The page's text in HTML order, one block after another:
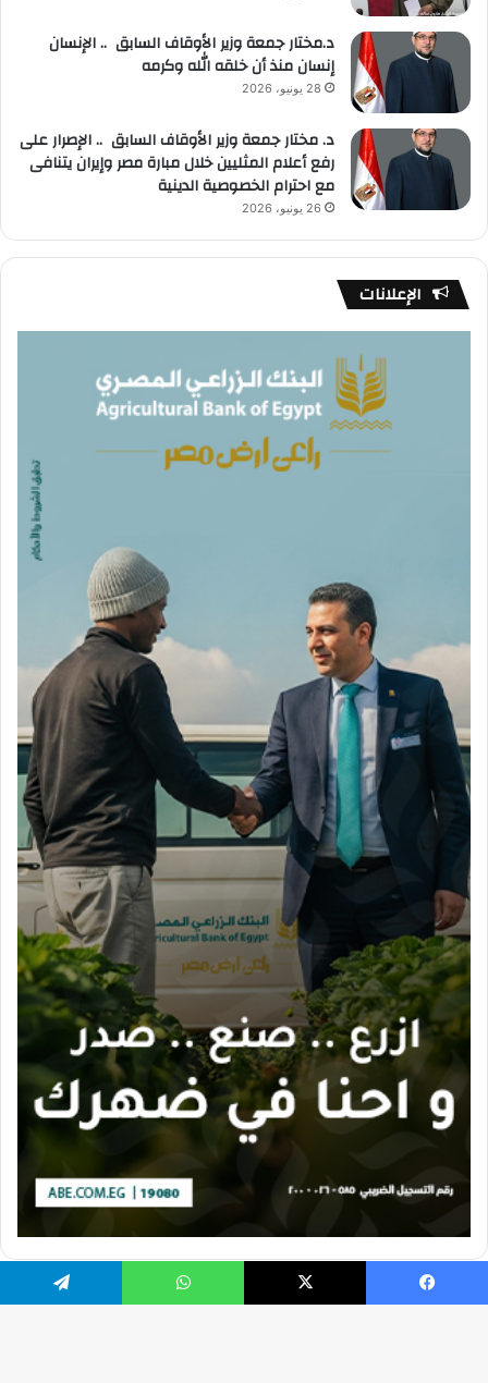
د.مختار جمعة وزير الأوقاف السابق .. الإنسان
إنسان منذ أن خلقه الله وكرمه
28 يونيو، 2026
د. مختار جمعة وزير الأوقاف السابق .. الإصرار على
رفع أعلام المثليين خلال مبارة مصر وإيران يتنافى
مع احترام الخصوصية الدينية
26 يونيو، 2026
الإعلانات
فيسبوك X واتساب تيلقرام